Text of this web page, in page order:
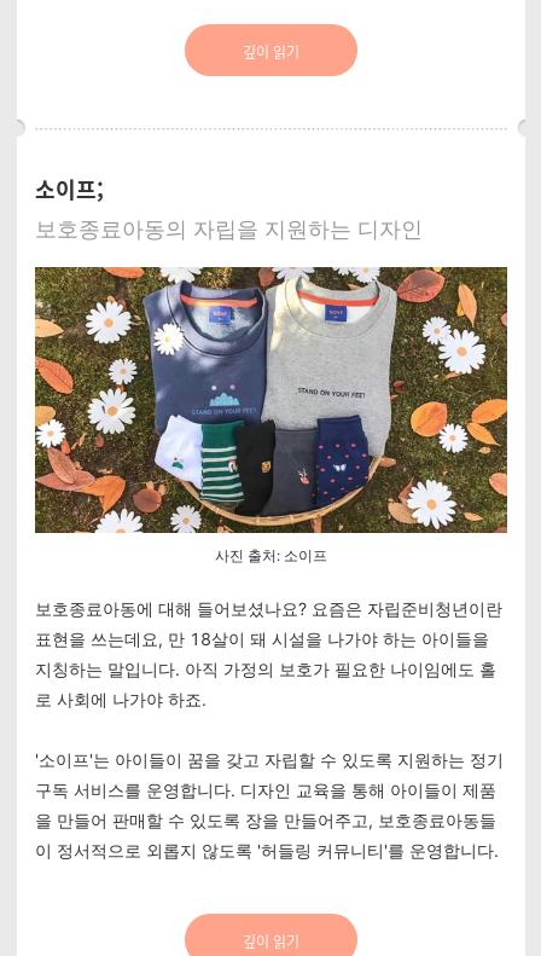
깊이 읽기
소이프;
보호종료아동의 자립을 지원하는 디자인
사진 출처: 소이프
보호종료아동에 대해 들어보셨나요? 요즘은 자립준비청년이란
표현을 쓰는데요, 만 18살이 돼 시설을 나가야 하는 아이들을
지칭하는 말입니다. 아직 가정의 보호가 필요한 나이임에도 홀
로 사회에 나가야 하죠.
'소이프'는 아이들이 꿈을 갖고 자립할 수 있도록 지원하는 정기
구독 서비스를 운영합니다. 디자인 교육을 통해 아이들이 제품
을 만들어 판매할 수 있도록 장을 만들어주고, 보호종료아동들
이 정서적으로 외롭지 않도록 '허들링 커뮤니티'를 운영합니다.
깊이 읽기